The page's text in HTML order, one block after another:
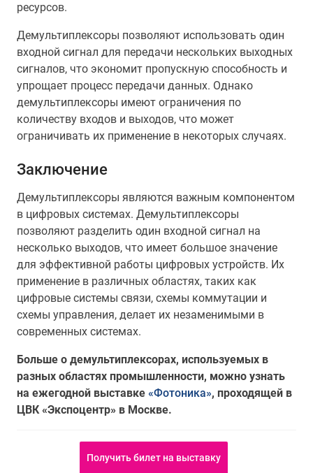
ресурсов.
Демультиплексоры позволяют использовать один
входной сигнал для передачи нескольких выходных
сигналов, что экономит пропускную способность и
упрощает процесс передачи данных. Однако
демультиплексоры имеют ограничения по
количеству входов и выходов, что может
ограничивать их применение в некоторых случаях.
Заключение
Демультиплексоры являются важным компонентом
в цифровых системах. Демультиплексоры
позволяют разделить один входной сигнал на
несколько выходов, что имеет большое значение
для эффективной работы цифровых устройств. Их
применение в различных областях, таких как
цифровые системы связи, схемы коммутации и
схемы управления, делает их незаменимыми в
современных системах.
Больше о демультиплексорах, используемых в
разных областях промышленности, можно узнать
на ежегодной выставке «Фотоника», проходящей в
ЦВК «Экспоцентр» в Москве.
Получить билет на выставку